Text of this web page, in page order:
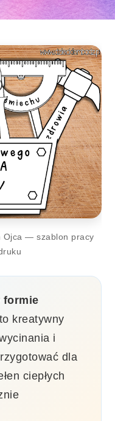
Ojca — szablon pracy
formie
to kreatywny
i
dla
ciepłych